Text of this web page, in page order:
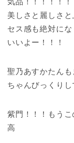
美しさと麗しさ
セス感も絶対に
いいよー！！！
聖乃あすかたん
ちゃんびっくりし
紫門！！！もう
高